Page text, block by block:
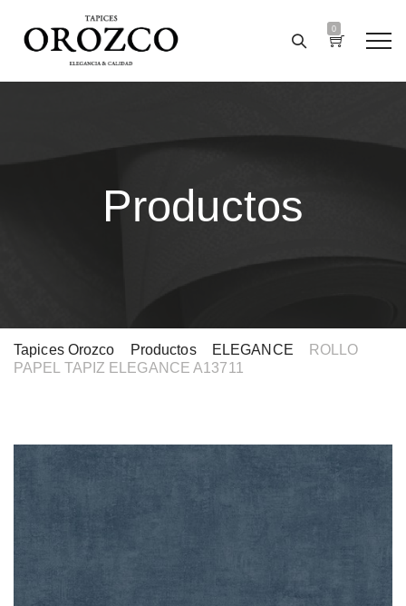
0
Productos
Tapices Orozco Productos> ELEGANCE
ROLLO
PAPEL TAPIZ ELEGANCE A13711